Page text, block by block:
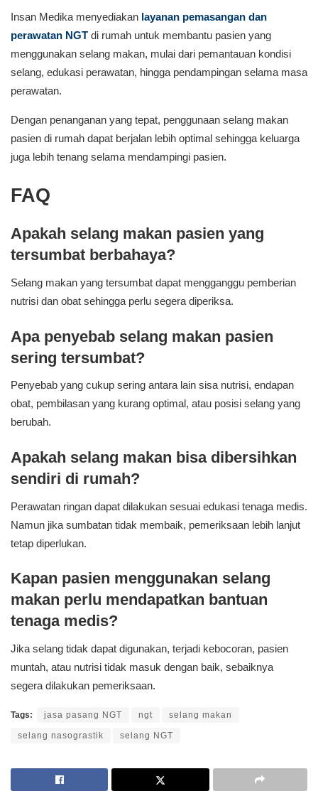
Insan Medika menyediakan layanan pemasangan dan
perawatan NGT di rumah untuk membantu pasien yang
menggunakan selang makan, mulai dari pemantauan kondisi
selang, edukasi perawatan, hingga pendampingan selama masa
perawatan.
Dengan penanganan yang tepat, penggunaan selang makan
pasien di rumah dapat berjalan lebih optimal sehingga keluarga
juga lebih tenang selama mendampingi pasien.
FAQ
Apakah selang makan pasien yang
tersumbat berbahaya?
Selang makan yang tersumbat dapat mengganggu pemberian
nutrisi dan obat sehingga perlu segera diperiksa.
Apa penyebab selang makan pasien
sering tersumbat?
Penyebab yang cukup sering antara lain sisa nutrisi, endapan
obat, pembilasan yang kurang optimal, atau posisi selang yang
berubah.
Apakah selang makan bisa dibersihkan
sendiri di rumah?
Perawatan ringan dapat dilakukan sesuai edukasi tenaga medis.
Namun jika sumbatan tidak membaik, pemeriksaan lebih lanjut
tetap diperlukan.
Kapan pasien menggunakan selang
makan perlu mendapatkan bantuan
tenaga medis?
Jika selang tidak dapat digunakan, terjadi kebocoran, pasien
muntah, atau nutrisi tidak masuk dengan baik, sebaiknya
segera dilakukan pemeriksaan.
Tags: jasa pasang NGT ngt selang makan
selang nasograstik selang NGT